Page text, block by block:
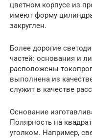
цветном корпусе из
имеют форму
закруглен.
Более дорогие
частей: основания и
расположены
выполнена из
служит в качестве
Основание
Полярность на
уголком. Например,